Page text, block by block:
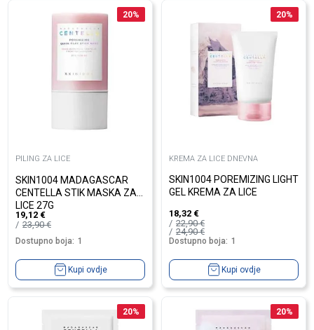
20%
PILING ZA LICE
SKIN1004 MADAGASCAR
CENTELLA STIK MASKA ZA
LICE 27G
19,12 €
23,90€
Dostupno boja: 1
Kupi ovdje
20%
KREMA ZA LICE DNEVNA
SKIN1004 POREMIZING LIGHT
GEL KREMA ZA LICE
18,32 €
22,90€
24,90€
Dostupno boja: 1
Kupi ovdje
20% 20%